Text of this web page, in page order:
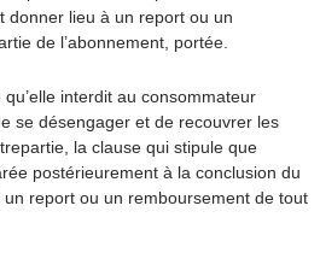
donner lieu à un report ou un
de l’abonnement, portée.
interdit au consommateur
se désengager et de recouvrer les
la clause qui stipule que
postérieurement à la conclusion du
report ou un remboursement de tout